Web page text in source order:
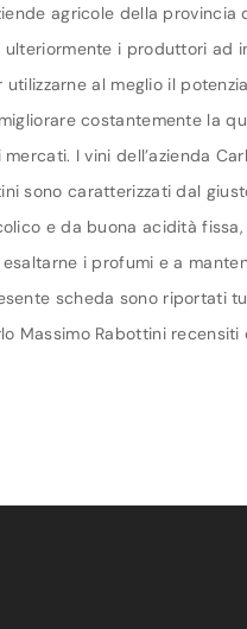
agricole della provincia
ulteriormente i produttori ad
al meglio il
costantemente la
I vini dell’azienda
sono caratterizzati dal
e da buona acidità
i profumi e a
scheda sono riportati
Massimo Rabottini recensiti